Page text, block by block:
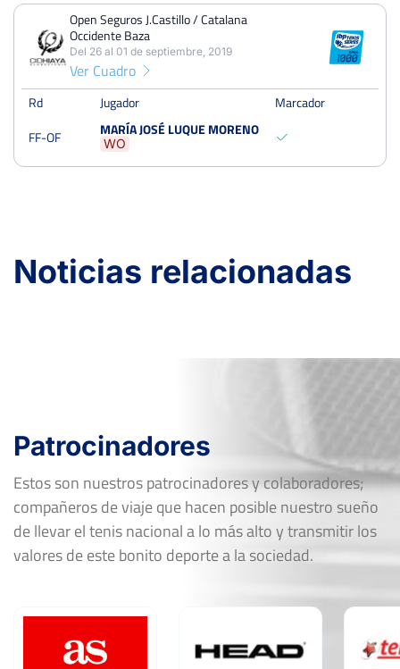
Open Seguros J.Castillo / Catalana Occidente Baza
Del 26 al 01 de septiembre, 2019
Octavos
dura/tierra
Open Seguros J.Castillo / Catalana
Occidente Baza
Del 26 al 01 de septiembre, 2019
Ver Cuadro
Rd Jugador
Marcador
FF-OF
MARÍA JOSÉ LUQUE MORENO
WO
Noticias relacionadas
Patrocinadores
Estos son nuestros patrocinadores y colaboradores;
compañeros de viaje que hacen posible nuestro sueño
de llevar el tenis nacional a lo más alto y transmitir los
valores de este bonito deporte a la sociedad.